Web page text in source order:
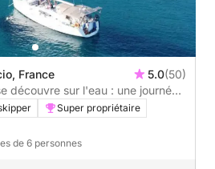
France 5.0(50)
découvre sur l'eau : une journée
Super propriétaire
de 6 personnes